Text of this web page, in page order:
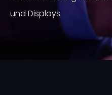
und Displays